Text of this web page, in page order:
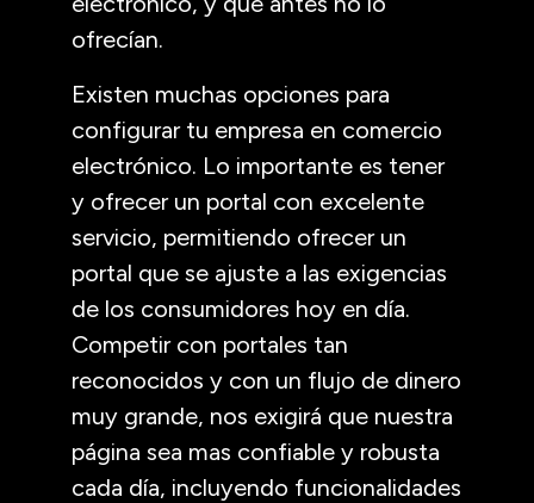
ofrecían.
Existen muchas opciones para
configurar tu empresa en comercio
electrónico. Lo importante es tener
y ofrecer un portal con excelente
servicio, permitiendo ofrecer un
portal que se ajuste a las exigencias
de los consumidores hoy en día.
Competir con portales tan
reconocidos y con un flujo de dinero
muy grande, nos exigirá que nuestra
página sea mas confiable y robusta
cada día, incluyendo funcionalidades